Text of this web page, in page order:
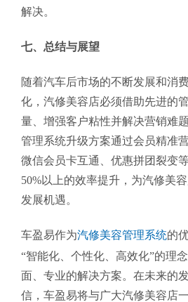
解决。
七、总结与展望
随着汽车后市场的不断发展和消
化，汽修美容店必须借助先进的
量、增强客户粘性并解决营销难
管理系统升级方案通过会员精准
微信会员卡互通、优惠拼团裂变
50%以上的效率提升，为汽修美
发展机遇。
车盈易作为汽修美容管理系统的
“智能化、个性化、高效化”的理
面、专业的解决方案。在未来的
信，车盈易将与广大汽修美容店